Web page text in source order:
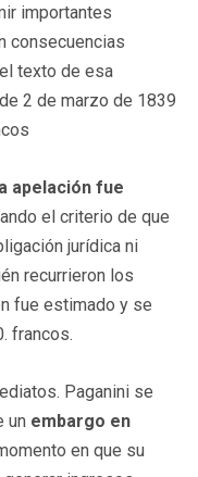
importantes
consecuencias
texto de esa
2 de marzo de 1839
apelación fue
el criterio de que
jurídica ni
recurrieron los
fue estimado y se
francos.
Paganini se
un embargo en
en que su